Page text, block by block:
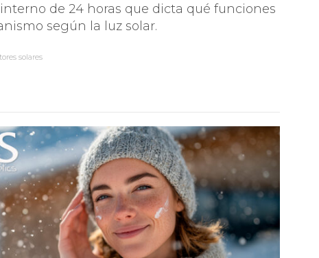
de 24 horas que dicta qué funciones
según la luz solar.
solares